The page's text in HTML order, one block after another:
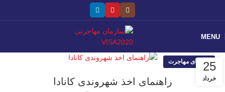
MENU
25
خرداد
راهنمای مهاجرت
راهنمای اخذ شهروندی کانادا